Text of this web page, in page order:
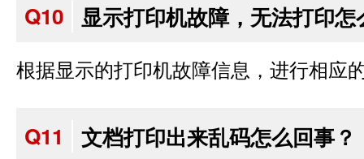
Q10 显示打印机故障，无法打印怎
根据显示的打印机故障信息，进行相应
Q11 文档打印出来乱码怎么回事？